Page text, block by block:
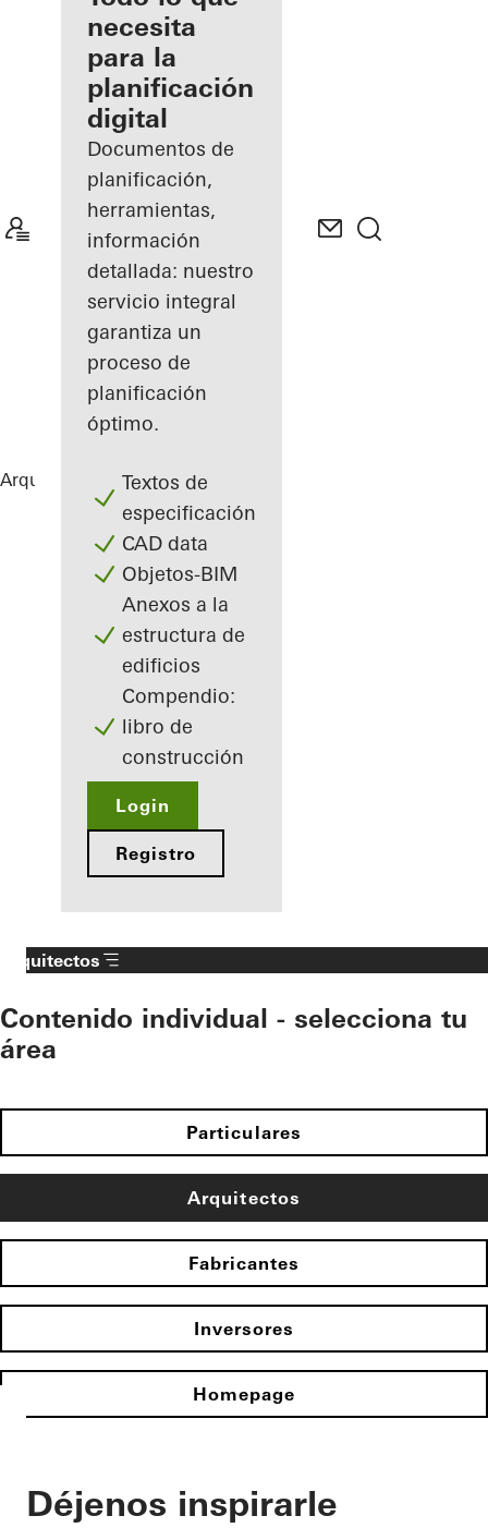
registrado
Descubre
mi área
de
trabajo
necesita
para la
planificación
digital
Documentos de
planificación,
herramientas,
información
detallada: nuestro
servicio integral
garantiza un
proceso de
planificación
óptimo.
Textos de
especificación
CAD data
Objetos-BIM
Anexos a la
estructura de
edificios
Compendio:
libro de
construcción
Login
Registro
Arquitectos ReferenciasHighlights
Arquitectos
Contenido individual - selecciona tu
área
Particulares
Arquitectos
Fabricantes
Inversores
Homepage
Déjenos inspirarle